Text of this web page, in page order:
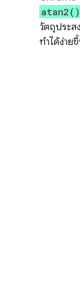
atan2()
วัตถุประส
ทำได้ง่าย